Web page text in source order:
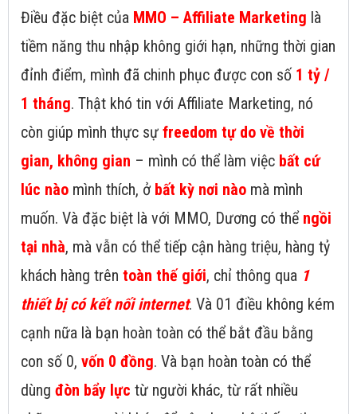
Điều đặc biệt của MMO – Affiliate Marketing là
tiềm năng thu nhập không giới hạn, những thời gian
đỉnh điểm, mình đã chinh phục được con số 1 tỷ /
1 tháng. Thật khó tin với Affiliate Marketing, nó
còn giúp mình thực sự freedom tự do về thời
gian, không gian – mình có thể làm việc bất cứ
lúc nào mình thích, ở bất kỳ nơi nào mà mình
muốn. Và đặc biệt là với MMO, Dương có thể ngồi
tại nhà, mà vẫn có thể tiếp cận hàng triệu, hàng tỷ
khách hàng trên toàn thế giới, chỉ thông qua 1
thiết bị có kết nối internet. Và 01 điều không kém
cạnh nữa là bạn hoàn toàn có thể bắt đầu bằng
con số 0, vốn 0 đồng. Và bạn hoàn toàn có thể
dùng đòn bẩy lực từ người khác, từ rất nhiều